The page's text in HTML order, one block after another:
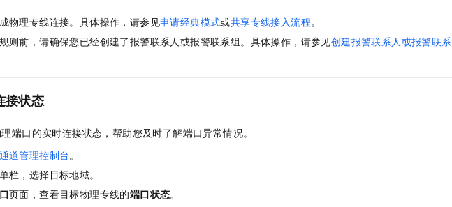
物理专线连接。具体操作，请参见申请经典模式或共享专线接入流程。
则前，请确保您已经创建了报警联系人或报警联系组。具体操作，请参见创建报警联系人或报警联系
接状态
端口的实时连接状态，帮助您及时了解端口异常情况。
道管理控制台。
栏，选择目标地域。
页面，查看目标物理专线的端口状态。